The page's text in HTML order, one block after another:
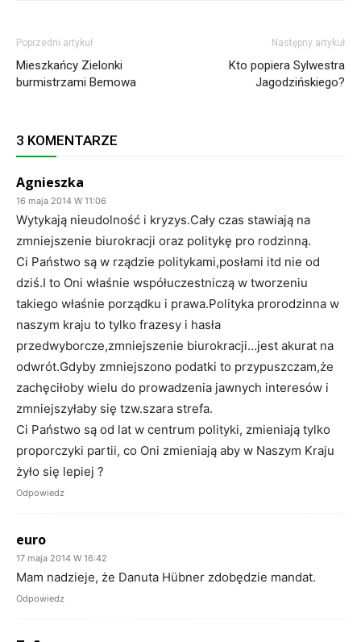
Poprzedni artykuł
Mieszkańcy Zielonki
burmistrzami Bemowa
Następny artykuł
Kto popiera Sylwestra
Jagodzińskiego?
3 KOMENTARZE
Agnieszka
16 maja 2014 W 11:06
Wytykają nieudolność i kryzys.Cały czas stawiają na
zmniejszenie biurokracji oraz politykę pro rodzinną.
Ci Państwo są w rządzie politykami,posłami itd nie od
dziś.I to Oni właśnie współuczestniczą w tworzeniu
takiego właśnie porządku i prawa.Polityka prorodzinna w
naszym kraju to tylko frazesy i hasła
przedwyborcze,zmniejszenie biurokracji…jest akurat na
odwrót.Gdyby zmniejszono podatki to przypuszczam,że
zachęciłoby wielu do prowadzenia jawnych interesów i
zmniejszyłaby się tzw.szara strefa.
Ci Państwo są od lat w centrum polityki, zmieniają tylko
proporczyki partii, co Oni zmieniają aby w Naszym Kraju
żyło się lepiej ?
Odpowiedz
euro
17 maja 2014 W 16:42
Mam nadzieje, że Danuta Hübner zdobędzie mandat.
Odpowiedz